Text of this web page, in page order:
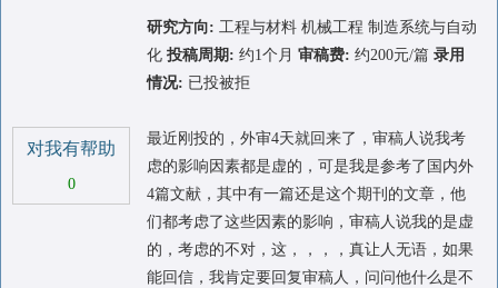
对我有帮助
0
研究方向: 工程与材料 机械工程 制造系统与自动
化 投稿周期: 约1个月 审稿费: 约200元/篇 录用
情况: 已投被拒
最近刚投的，外审4天就回来了，审稿人说我考
虑的影响因素都是虚的，可是我是参考了国内外
4篇文献，其中有一篇还是这个期刊的文章，他
们都考虑了这些因素的影响，审稿人说我的是虚
的，考虑的不对，这，，，，真让人无语，如果
能回信，我肯定要回复审稿人，问问他什么是不